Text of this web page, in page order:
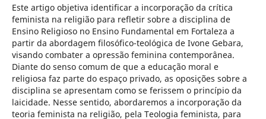
Este artigo objetiva identificar a incorporação da crítica
feminista na religião para refletir sobre a disciplina de
Ensino Religioso no Ensino Fundamental em Fortaleza a
partir da abordagem filosófico-teológica de Ivone Gebara,
visando combater a opressão feminina contemporânea.
Diante do senso comum de que a educação moral e
religiosa faz parte do espaço privado, as oposições sobre a
disciplina se apresentam como se ferissem o princípio da
laicidade. Nesse sentido, abordaremos a incorporação da
teoria feminista na religião, pela Teologia feminista, para